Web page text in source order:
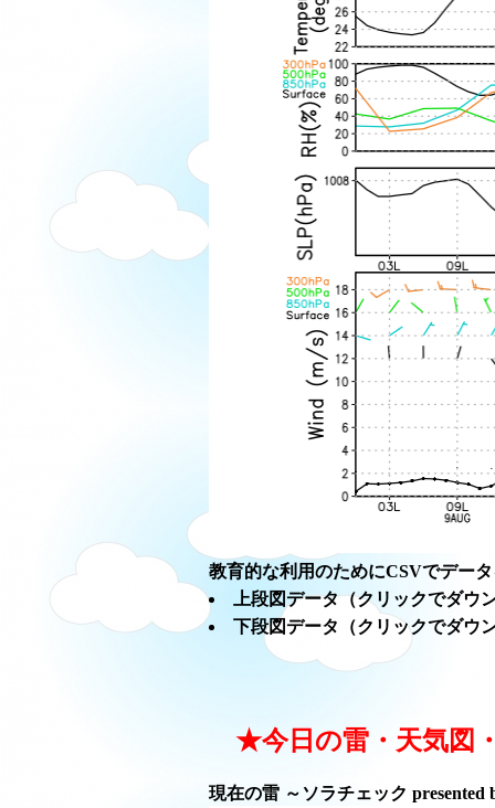
教育的な利用のためにCSVでデー
上段図データ（クリックでダウ
下段図データ（クリックでダウ
★今日の雷・天気図
現在の雷 ～ソラチェック presented